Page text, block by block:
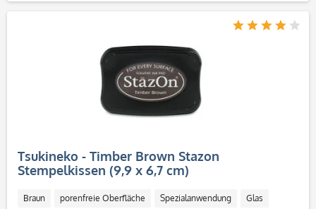
Tsukineko - Timber Brown Stazon
Stempelkissen (9,9 x 6,7 cm)
Braun porenfreie Oberfläche Spezialanwendung Glas